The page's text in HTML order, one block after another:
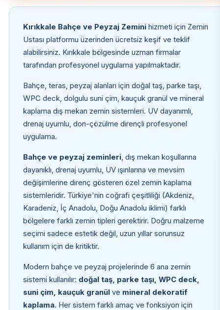
Kırıkkale Bahçe ve Peyzaj Zeminihizmeti için Zemin
Ustası platformu üzerinden ücretsiz keşif ve teklif
alabilirsiniz. Kırıkkale bölgesinde uzman firmalar
tarafından profesyonel uygulama yapılmaktadır.
Bahçe, teras, peyzaj alanları için doğal taş, parke taşı,
WPC deck, dolgulu suni çim, kauçuk granül ve mineral
kaplama dış mekan zemin sistemleri. UV dayanımlı,
drenaj uyumlu, don-çözülme dirençli profesyonel
uygulama.
Bahçe ve peyzaj zeminleri, dış mekan koşullarına
dayanıklı, drenaj uyumlu, UV ışınlarına ve mevsim
değişimlerine direnç gösteren özel zemin kaplama
sistemleridir. Türkiye'nin coğrafi çeşitliliği (Akdeniz,
Karadeniz, İç Anadolu, Doğu Anadolu iklimi) farklı
bölgelere farklı zemin tipleri gerektirir. Doğru malzeme
seçimi sadece estetik değil, uzun yıllar sorunsuz
kullanım için de kritiktir.
Modern bahçe ve peyzaj projelerinde 6 ana zemin
sistemi kullanılır: doğal taş, parke taşı, WPC deck,
suni çim, kauçuk granülve mineral dekoratif
kaplama. Her sistem farklı amaç ve fonksiyon için